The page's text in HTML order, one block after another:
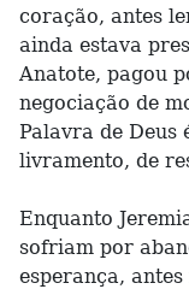
coração, antes
ainda estava
Anatote, pagou
negociação de
Palavra de Deus
livramento, de
Enquanto
sofriam por
esperança,